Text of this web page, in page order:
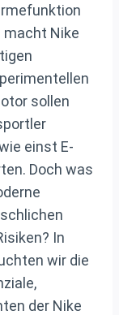
macht Nike
sollen
einst E-
Doch was
In
wir die
der Nike